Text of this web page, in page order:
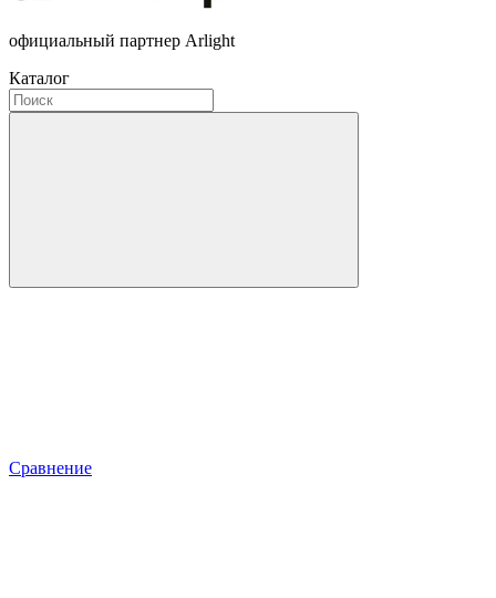
официальный партнер Arlight
Каталог
Сравнение